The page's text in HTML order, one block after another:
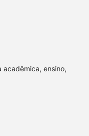
acadêmica, ensino,